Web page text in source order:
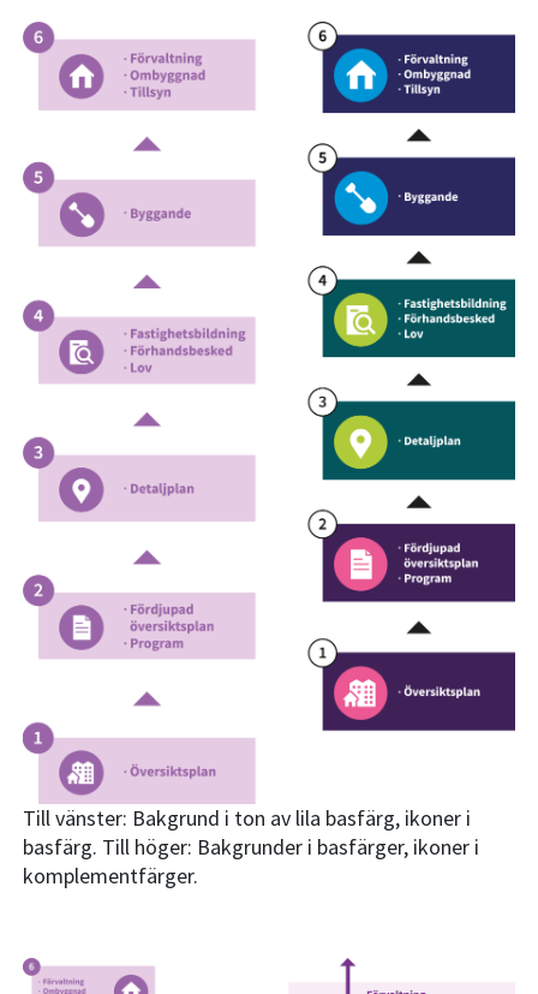
Till vänster: Bakgrund i ton av lila basfärg, ikoner i
basfärg. Till höger: Bakgrunder i basfärger, ikoner i
komplementfärger.